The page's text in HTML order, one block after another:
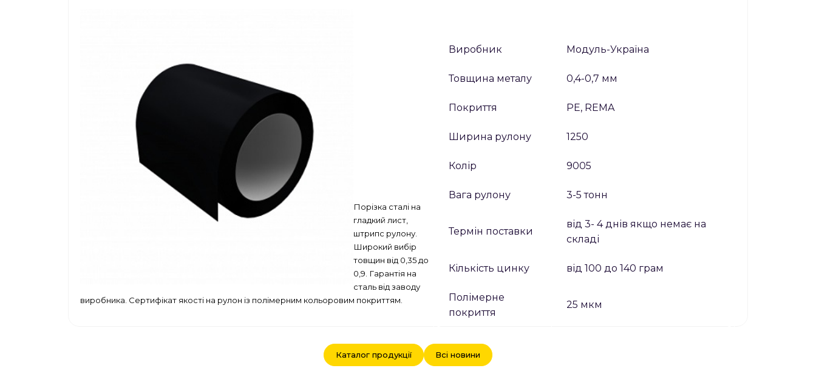
Виробник Модуль-Україна
Товщина металу 0,4-0,7 мм
Покриття PE, REMA
Ширина рулону 1250
Колір 9005
Вага рулону 3-5 тонн
Термін поставки
від 3- 4 днів якщо немає на
складі
Кількість цинку від 100 до 140 грам
Полімерне
покриття
25 мкм
Порізка сталі на
гладкий лист,
штрипс рулону.
Широкий вибір
товщин від 0,35 до
0,9. Гарантія на
сталь від заводу
виробника. Сертифікат якості на рулон із полімерним кольоровим покриттям.
Каталог продукції Всі новини